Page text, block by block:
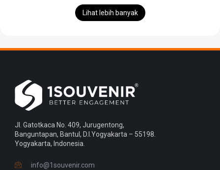
Lihat lebih banyak
Jl. Gatotkaca No. 409, Jurugentong,
Banguntapan, Bantul, D.I.Yogyakarta – 55198.
Yogyakarta, Indonesia.
info@1souvenir.com